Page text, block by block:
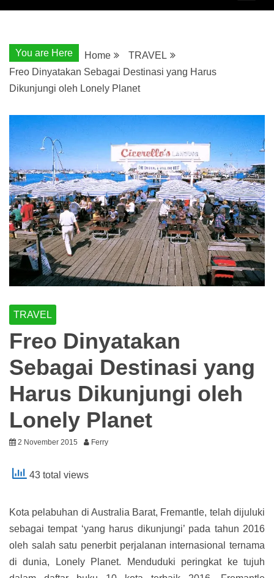
You are Here Home
TRAVEL
Freo Dinyatakan Sebagai Destinasi yang Harus
Dikunjungi oleh Lonely Planet
TRAVEL
Freo Dinyatakan
Sebagai Destinasi yang
Harus Dikunjungi oleh
Lonely Planet
2 November 2015 Ferry
43 total views
Kota pelabuhan di Australia Barat, Fremantle, telah dijuluki
sebagai tempat ‘yang harus dikunjungi’ pada tahun 2016
oleh salah satu penerbit perjalanan internasional ternama
di dunia, Lonely Planet. Menduduki peringkat ke tujuh